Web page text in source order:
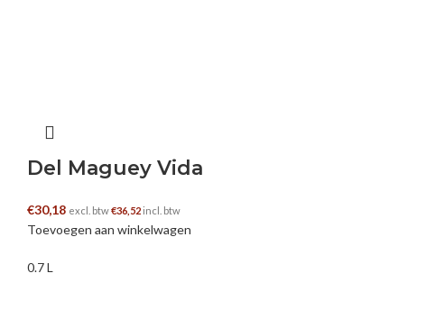
Del Maguey Vida
€30,18 excl. btw€36,52 incl. btw
Toevoegen aan winkelwagen
0.7 L